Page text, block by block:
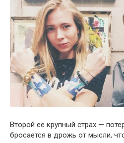
Второй ее крупный страх —
бросается в дрожь от мысли,